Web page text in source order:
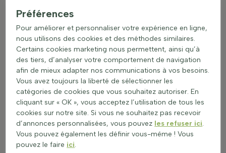
pour transformer un jardin en un espace luxuriant. Voici
quelques idées pour les intégrer dans un jardin :
Utilisation en bordure : Les plantes à grand feuillage
peuvent créer une bordure impressionnante et ajouter
de la structure.
Groupe de plantation : En les plantant en groupe, elles
peuvent donner un effet jungle et créer un impact visuel
fort.
Solitaire : Une plante à grand feuillage peut être utilisée
comme point focal dans le jardin.
Haie ou séparation : Elles peuvent servir de haie naturelle
pour délimiter des espaces.
Plantes en pot : Idéales pour les terrasses, elles ajoutent
Préférences
Pour améliorer et personnaliser votre expérience en ligne,
nous utilisons des cookies et des méthodes similaires.
Certains cookies marketing nous permettent, ainsi qu’à
des tiers, d’analyser votre comportement de navigation
afin de mieux adapter nos communications à vos besoins.
Vous avez toujours la liberté de sélectionner les
catégories de cookies que vous souhaitez autoriser. En
cliquant sur « OK », vous acceptez l’utilisation de tous les
cookies sur notre site. Si vous ne souhaitez pas recevoir
d’annonces personnalisées, vous pouvez les refuser ici.
Vous pouvez également les définir vous-même ! Vous
pouvez le faire ici.